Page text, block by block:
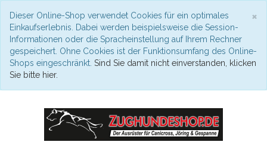
×
Dieser Online-Shop verwendet Cookies für ein optimales
Einkaufserlebnis. Dabei werden beispielsweise die Session-
Informationen oder die Spracheinstellung auf Ihrem Rechner
gespeichert. Ohne Cookies ist der Funktionsumfang des Online-
Shops eingeschränkt. Sind Sie damit nicht einverstanden, klicken
Sie bitte hier.